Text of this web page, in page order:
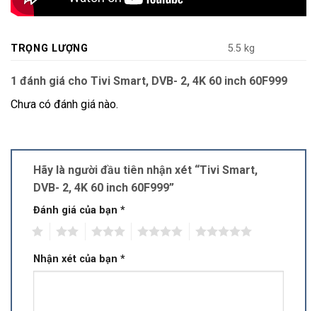
TRỌNG LƯỢNG 5.5 kg
1 đánh giá cho Tivi Smart, DVB- 2, 4K 60 inch 60F999
Chưa có đánh giá nào.
Hãy là người đầu tiên nhận xét “Tivi Smart,
DVB- 2, 4K 60 inch 60F999”
Đánh giá của bạn *
Nhận xét của bạn *